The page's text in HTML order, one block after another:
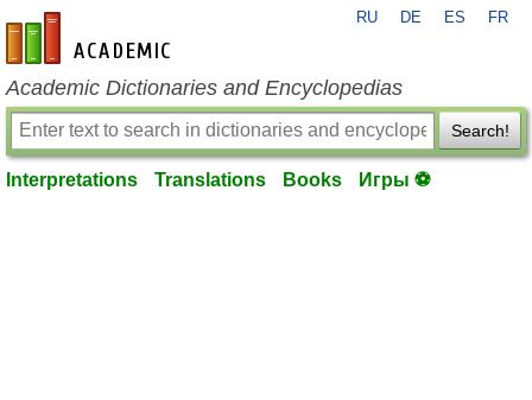
en-academic.com
RU DE ES FR
Academic Dictionaries and Encyclopedias
Search!
Interpretations Translations Books Игры ⚽